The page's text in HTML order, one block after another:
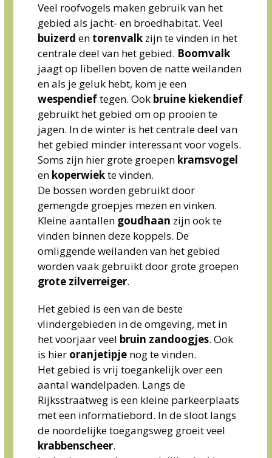
Veel roofvogels maken gebruikvan het
gebied als jacht- en broedhabitat. Veel
buizerden torenvalk zijntevinden in het
centraledeel van het gebied. Boomvalk
jaagtop libellen bovende natteweilanden
enals je geluk hebt, kom jeeen
wespendieftegen. Ook bruine kiekendief
gebruikt het gebied omop prooiente
jagen. In de winter is het centrale deel van
het gebied minder interessant voor vogels.
Soms zijn hier grote groepen kramsvogel
en koperwiekte vinden.
De bossen worden gebruikt door
gemengde groepjes mezen en vinken.
Kleine aantallen goudhaan zijn ook te
vinden binnen deze koppels. De
omliggende weilanden van het gebied
worden vaak gebruikt door grote groepen
grote zilverreiger.
Het gebied is een van de beste
vlindergebieden in de omgeving, met in
het voorjaar veel bruin zandoogjes. Ook
is hier oranjetipje nog te vinden.
Het gebied is vrij toegankelijk over een
aantal wandelpaden. Langs de
Rijksstraatweg is een kleine parkeerplaats
met een informatiebord. In de sloot langs
de noordelijke toegangsweg groeit veel
krabbenscheer.